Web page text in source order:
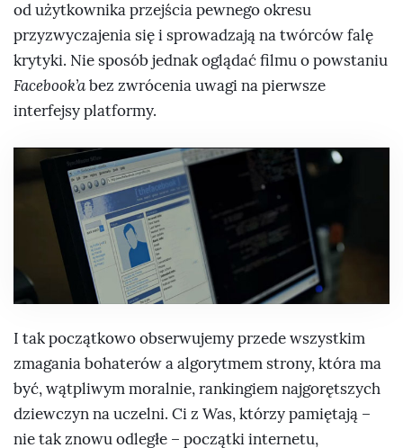
od użytkownika przejścia pewnego okresu
przyzwyczajenia się i sprowadzają na twórców falę
krytyki. Nie sposób jednak oglądać filmu o powstaniu
Facebook’abez zwrócenia uwagi na pierwsze
interfejsy platformy.
I tak początkowo obserwujemy przede wszystkim
zmagania bohaterów a algorytmem strony, która ma
być, wątpliwym moralnie, rankingiem najgorętszych
dziewczyn na uczelni. Ci z Was, którzy pamiętają –
nie tak znowu odległe – początki internetu,